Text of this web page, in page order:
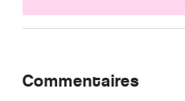
Commentaires